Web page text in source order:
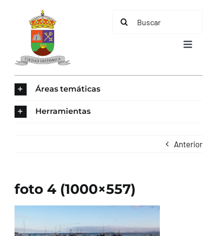
contenido
Buscar:
Toggle
CONTACTO
Áreas temáticas
Herramientas
Anterior
foto 4 (1000×557)